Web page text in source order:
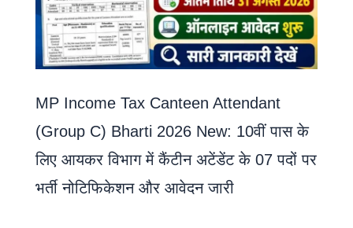
MP Income Tax Canteen Attendant
(Group C) Bharti 2026 New: 10वीं पास के
लिए आयकर विभाग में कैंटीन अटेंडेंट के 07 पदों पर
भर्ती नोटिफिकेशन और आवेदन जारी